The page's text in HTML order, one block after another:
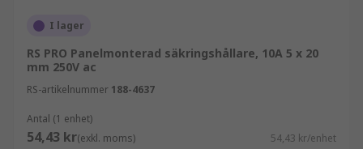
I lager
RS PRO Panelmonterad säkringshållare, 10A 5 x 20
mm 250V ac
RS-artikelnummer 188-4637
Antal (1 enhet)
54,43 kr(exkl. moms) 54,43 kr/enhet